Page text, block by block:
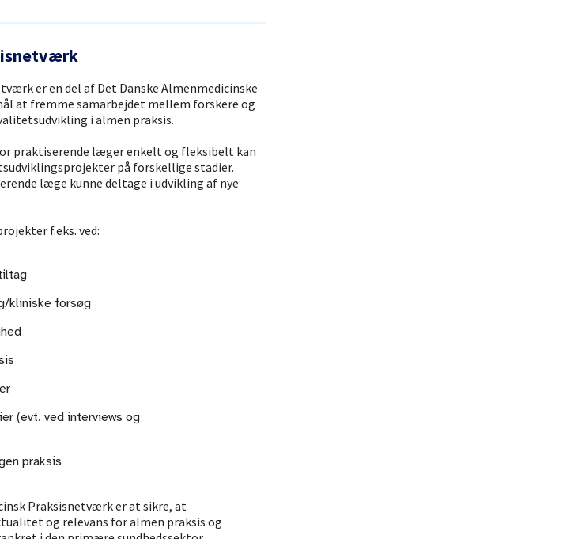
er en del af Det Danske Almenmedicinske
at fremme samarbejdet mellem forskere og
i almen praksis.
praktiserende læger enkelt og fleksibelt kan
på forskellige stadier.
læge kunne deltage i udvikling af nye
f.eks. ved:
kliniske forsøg
(evt. ved interviews og
praksis
Praksisnetværk er at sikre, at
og relevans for almen praksis og